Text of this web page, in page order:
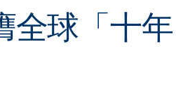
全球「十年